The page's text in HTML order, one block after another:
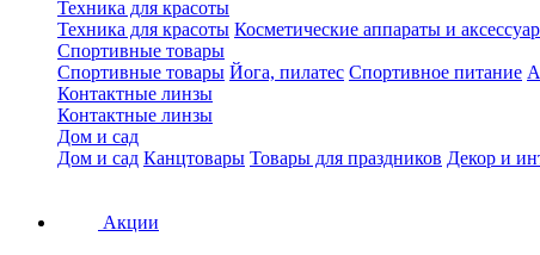
Техника для красоты
Техника для красоты Косметические аппараты и
Спортивные товары
Спортивные товары Йога, пилатес Спортивное питание
Контактные линзы
Контактные линзы
Дом и сад
Дом и сад Канцтовары Товары для праздников Декор и
Акции